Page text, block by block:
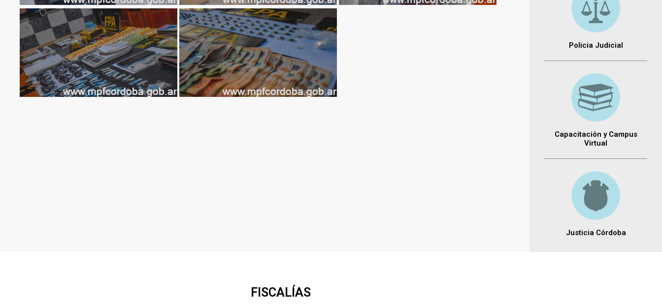
Policia Judicial
Capacitación y Campus
Virtual
Justicia Córdoba
FISCALÍAS